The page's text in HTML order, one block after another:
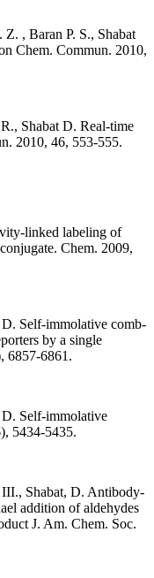
, Baran P. S., Shabat
Chem. Commun. 2010,
Shabat D. Real-time
2010, 46, 553-555.
linked labeling of
Chem. 2009,
Self-immolative comb-
by a single
6857-6861.
Self-immolative
5434-5435.
Shabat, D. Antibody-
addition of aldehydes
J. Am. Chem. Soc.